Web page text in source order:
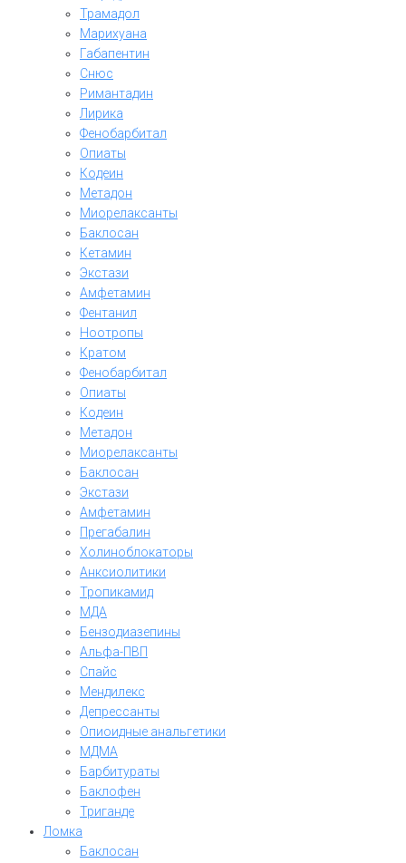
Трамадол
Марихуана
Габапентин
Снюс
Римантадин
Лирика
Фенобарбитал
Опиаты
Кодеин
Метадон
Миорелаксанты
Баклосан
Кетамин
Экстази
Амфетамин
Фентанил
Ноотропы
Кратом
Фенобарбитал
Опиаты
Кодеин
Метадон
Миорелаксанты
Баклосан
Экстази
Амфетамин
Прегабалин
Холиноблокаторы
Анксиолитики
Тропикамид
МДА
Бензодиазепины
Альфа-ПВП
Спайс
Мендилекс
Депрессанты
Опиоидные анальгетики
МДМА
Барбитураты
Баклофен
Триганде
Ломка
Баклосан